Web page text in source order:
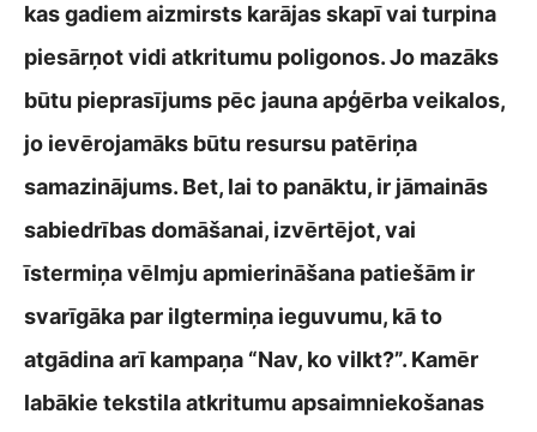
kas gadiem aizmirsts karājas skapī vai turpina
piesārņot vidi atkritumu poligonos. Jo mazāks
būtu pieprasījums pēc jauna apģērba veikalos,
jo ievērojamāks būtu resursu patēriņa
samazinājums. Bet, lai to panāktu, ir jāmainās
sabiedrības domāšanai, izvērtējot, vai
īstermiņa vēlmju apmierināšana patiešām ir
svarīgāka par ilgtermiņa ieguvumu, kā to
atgādina arī kampaņa “Nav, ko vilkt?”. Kamēr
labākie tekstila atkritumu apsaimniekošanas